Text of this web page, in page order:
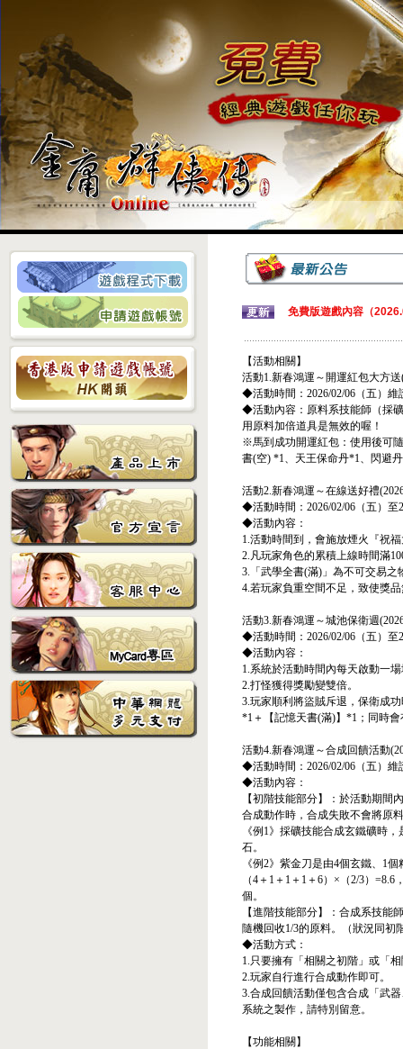
免費版遊戲內容（
【活動相關】
活動1.新春鴻運～開運紅包大方送
◆活動時間：2026/02/06（五）維
◆活動內容：原料系技能師（採
用原料加倍道具是無效的喔！
※馬到成功開運紅包：使用後可
書(空) *1、天王保命丹*1、閃避
活動2.新春鴻運～在線送好禮
◆活動時間：2026/02/06（五）至
◆活動內容：
1.活動時間到，會施放煙火『祝
2.凡玩家角色的累積上線時間滿
3.「武學全書(滿)」為不可交易之
4.若玩家負重空間不足，致使獎
活動3.新春鴻運～城池保衛週
◆活動時間：2026/02/06（五）至
◆活動內容：
1.系統於活動時間內每天啟動一
2.打怪獲得獎勵變雙倍。
3.玩家順利將盜賊斥退，保衛成
*1＋【記憶天書(滿)】*1；同時
活動4.新春鴻運～合成回饋活動
◆活動時間：2026/02/06（五）維
◆活動內容：
【初階技能部分】：於活動期
合成動作時，合成失敗不會將原
《例1》採礦技能合成玄鐵礦時
石。
《例2》紫金刀是由4個玄鐵、1
（4＋1＋1＋1＋6）×（2/3）
個。
【進階技能部分】：合成系技能
隨機回收1/3的原料。（狀況同初
◆活動方式：
1.只要擁有「相關之初階」或「
2.玩家自行進行合成動作即可。
3.合成回饋活動僅包含合成「武
系統之製作，請特別留意。
【功能相關】